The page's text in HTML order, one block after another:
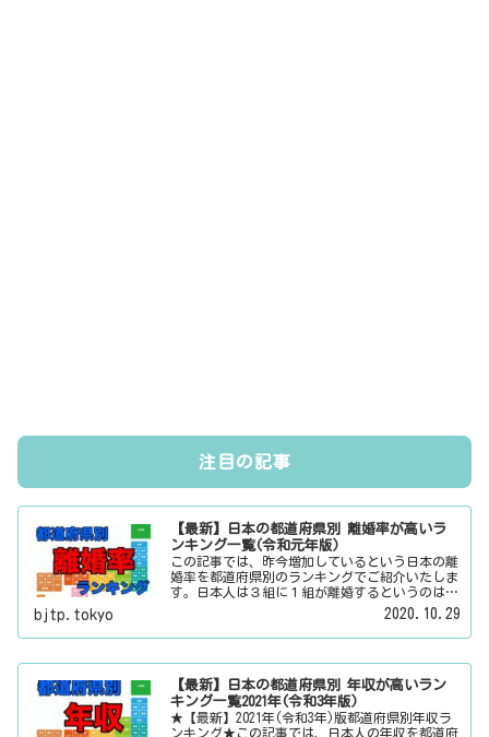
注目の記事
【最新】日本の都道府県別 離婚率が高いラ
ンキング一覧(令和元年版)
この記事では、昨今増加しているという日本の離
婚率を都道府県別のランキングでご紹介いたしま
す。日本人は３組に１組が離婚するというのは本
当なのかその真偽は？その他にも、大日本観光新
聞では、方言・お土産・名物・観光スポット・デ
ートスポット・パワースポット・心霊スポットな
しています。
bjtp.tokyo 2020.10.29
【最新】日本の都道府県別 年収が高いラン
キング一覧2021年(令和3年版)
★【最新】2021年(令和3年)版都道府県別年収ラ
ンキング★この記事では、日本人の年収を都道府